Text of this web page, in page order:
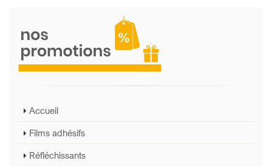
Accueil
Films adhésifs
Réfléchissants